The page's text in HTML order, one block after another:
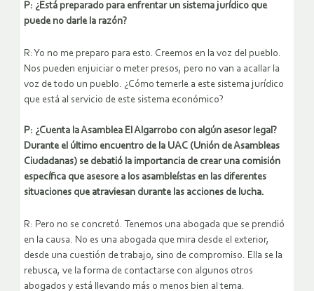
P: ¿Está preparado para enfrentar un sistema jurídico que
puede no darle la razón?
R: Yo no me preparo para esto. Creemos en la voz del pueblo.
Nos pueden enjuiciar o meter presos, pero no van a acallar la
voz de todo un pueblo. ¿Cómo temerle a este sistema jurídico
que está al servicio de este sistema económico?
P: ¿Cuenta la Asamblea El Algarrobo con algún asesor legal?
Durante el último encuentro de la UAC (Unión de Asambleas
Ciudadanas) se debatió la importancia de crear una comisión
específica que asesore a los asambleístas en las diferentes
situaciones que atraviesan durante las acciones de lucha.
R: Pero no se concretó. Tenemos una abogada que se prendió
en la causa. No es una abogada que mira desde el exterior,
desde una cuestión de trabajo, sino de compromiso. Ella se la
rebusca, ve la forma de contactarse con algunos otros
abogados y está llevando más o menos bien al tema.